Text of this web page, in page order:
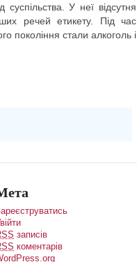
У неї відсутня
речей етикету. Під час
покоління стали алкоголь і
записів
коментарів